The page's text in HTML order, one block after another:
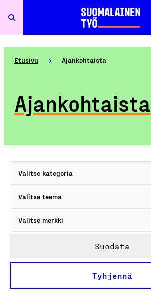
Etusivu Ajankohtaista
Ajankohtaista
Suodata
Tyhjennä